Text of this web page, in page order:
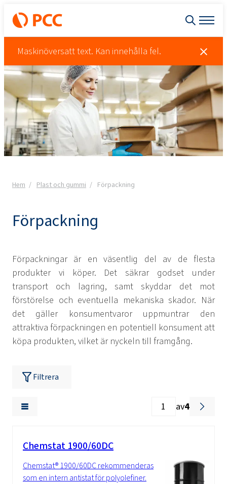
Maskinöversatt text. Kan innehålla fel.
Hem Plast och gummi Förpackning
Förpackning
Förpackningar är en väsentlig del av de flesta
produkter vi köper. Det säkrar godset under
transport och lagring, samt skyddar det mot
förstörelse och eventuella mekaniska skador. När
det gäller konsumentvaror uppmuntrar den
attraktiva förpackningen en potentiell konsument att
köpa produkten, vilket är nyckeln till framgång.
Filtrera
av4
Chemstat 1900/60DC
Chemstat® 1900/60DC rekommenderas
som en intern antistat för polyolefiner.